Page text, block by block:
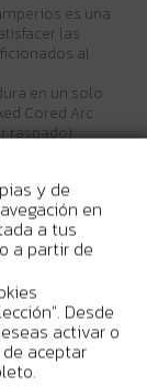
es una
las
al
en un solo
Cored Arc
raspado)
pueden ajustar
una conexión
mayor
con una
en
y la
y de
en
a tus
a partir de
Desde
activar o
aceptar